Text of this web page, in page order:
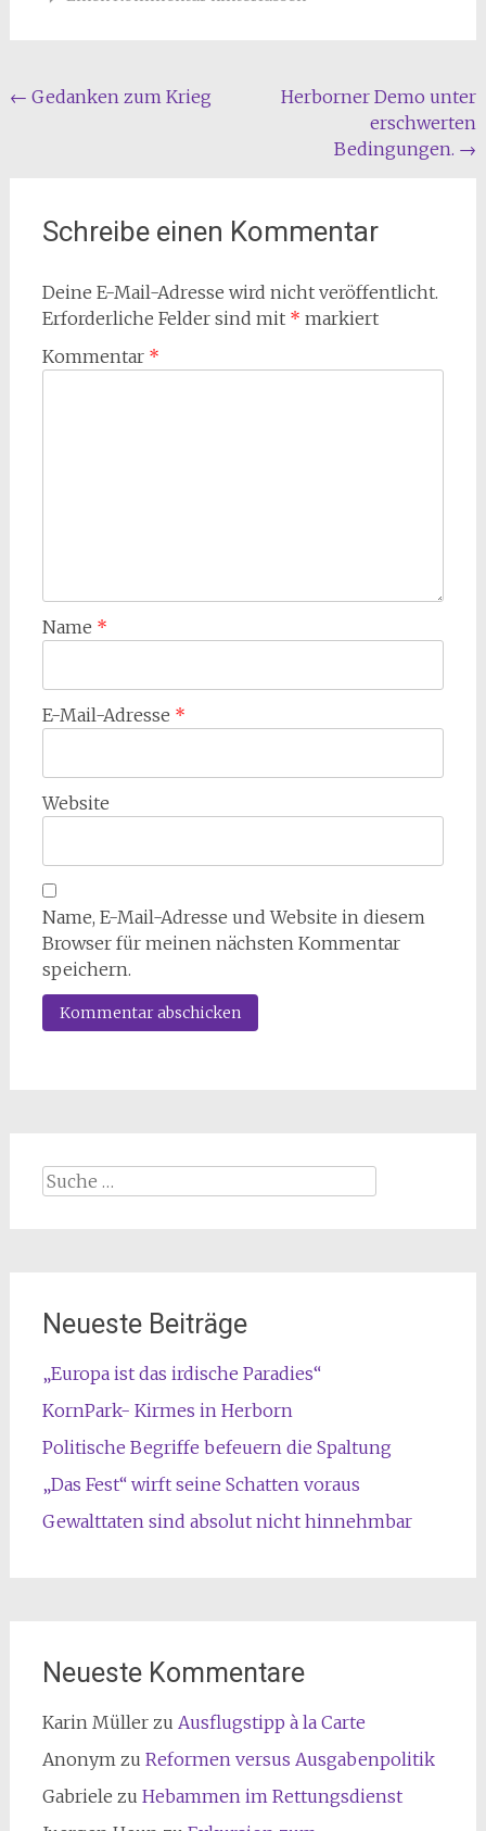
Beitragsnavigation
← Gedanken zum Krieg
Herborner Demo unter
erschwerten
Bedingungen. →
Schreibe einen Kommentar
Deine E-Mail-Adresse wird nicht veröffentlicht.
Erforderliche Felder sind mit * markiert
Kommentar *
Name *
E-Mail-Adresse *
Website
Name, E-Mail-Adresse und Website in diesem
Browser für meinen nächsten Kommentar
speichern.
Suche
Neueste Beiträge
„Europa ist das irdische Paradies“
KornPark- Kirmes in Herborn
Politische Begriffe befeuern die Spaltung
„Das Fest“ wirft seine Schatten voraus
Gewalttaten sind absolut nicht hinnehmbar
Neueste Kommentare
Karin Müllerzu Ausflugstipp à la Carte
Anonymzu Reformen versus Ausgabenpolitik
Gabriele zu Hebammen im Rettungsdienst